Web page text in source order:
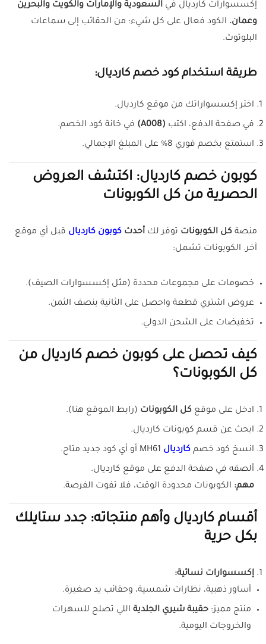
إكسسوارات كارديال في السعودية والإمارات والكويت والبحرين
وعمان. الكود فعال على كل شيء: من الحقائب إلى سماعات
البلوتوث.
طريقة استخدام كود خصم كارديال:
اختر إكسسواراتك من موقع كارديال.
في صفحة الدفع، اكتب (A008) في خانة كود الخصم.
استمتع بخصم فوري 8% على المبلغ الإجمالي.
كوبون خصم كارديال: اكتشف العروض
الحصرية من كل الكوبونات
منصة كل الكوبونات توفر لك أحدث كوبون كارديال قبل أي موقع
آخر. الكوبونات تشمل:
خصومات على مجموعات محددة (مثل إكسسوارات الصيف).
عروض اشتري قطعة واحصل على الثانية بنصف الثمن.
تخفيضات على الشحن الدولي.
كيف تحصل على كوبون خصم كارديال من
كل الكوبونات؟
ادخل على موقع كل الكوبونات (رابط الموقع هنا).
ابحث عن قسم كوبونات كارديال.
انسخ كود خصم كارديال أو أي كود جديد متاح.
ألصقه في صفحة الدفع على موقع كارديال.
مهم: الكوبونات محدودة الوقت، فلا تفوت الفرصة.
أقسام كارديال وأهم منتجاته: جدد ستايلك
بكل حرية
إكسسوارات نسائية:
أساور ذهبية، نظارات شمسية، وحقائب يد صغيرة.
منتج مميز: حقيبة شيري الجلدية اللي تصلح للسهرات
والخروجات اليومية.